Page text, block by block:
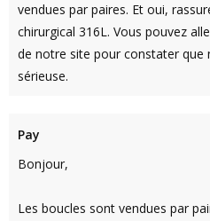
vendues par paires. Et oui,
chirurgical 316L. Vous pouvez
de notre site pour constater que
sérieuse.
Pay
Bonjour,
Les boucles sont vendues par